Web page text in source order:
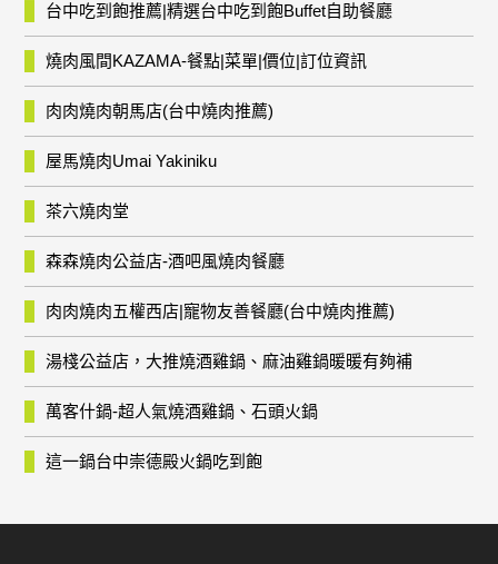
台中吃到飽推薦|精選台中吃到飽Buffet自助餐廳
燒肉風間KAZAMA-餐點|菜單|價位|訂位資訊
肉肉燒肉朝馬店(台中燒肉推薦)
屋馬燒肉Umai Yakiniku
茶六燒肉堂
森森燒肉公益店-酒吧風燒肉餐廳
肉肉燒肉五權西店|寵物友善餐廳(台中燒肉推薦)
湯棧公益店，大推燒酒雞鍋、麻油雞鍋暖暖有夠補
萬客什鍋-超人氣燒酒雞鍋、石頭火鍋
這一鍋台中崇德殿火鍋吃到飽